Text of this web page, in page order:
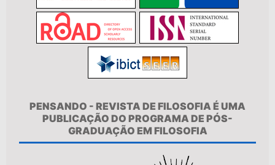
PENSANDO - REVISTA DE FILOSOFIA É UMA
PUBLICAÇÃO DO PROGRAMA DE PÓS-
GRADUAÇÃO EM FILOSOFIA